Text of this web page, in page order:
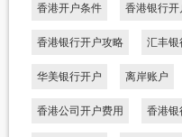
香港开户条件 香港银行开
香港银行开户攻略 汇丰银
华美银行开户 离岸账户
香港公司开户费用 香港银